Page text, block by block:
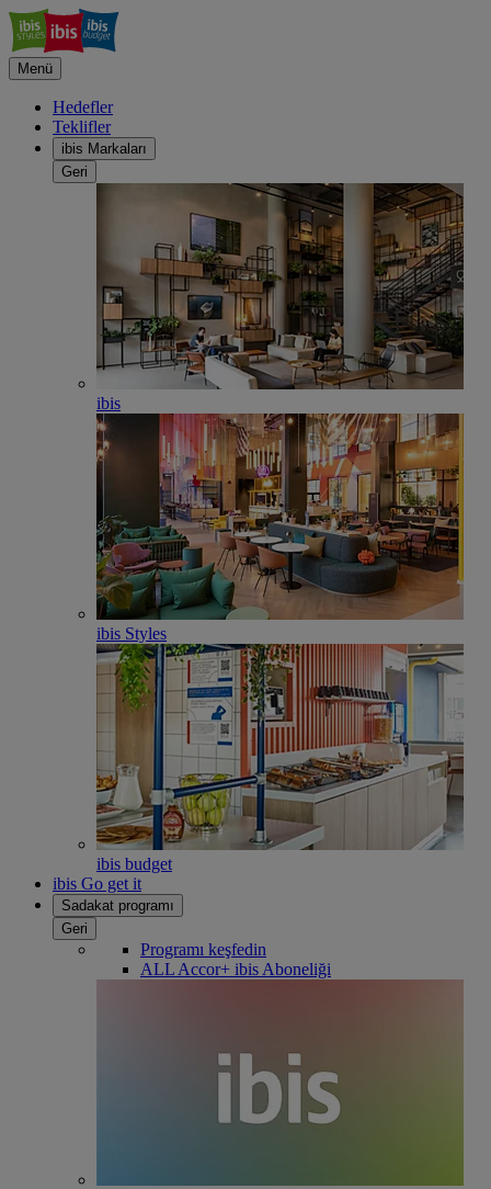
Menü
Hedefler
Teklifler
ibis Markaları
Geri
ibis
ibis Styles
ibis budget
ibis Go get it
Sadakat programı
Geri
Programı keşfedin
ALL Accor+ ibis Aboneliği